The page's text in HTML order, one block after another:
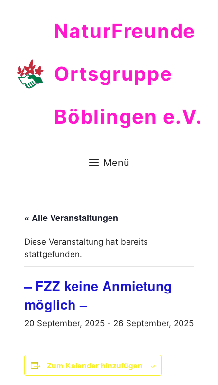
NaturFreunde
Ortsgruppe
Böblingen e.V.
Menü
« Alle Veranstaltungen
Diese Veranstaltung hat bereits
stattgefunden.
– FZZ keine Anmietung
möglich –
20 September, 2025 - 26 September, 2025
Zum Kalender hinzufügen